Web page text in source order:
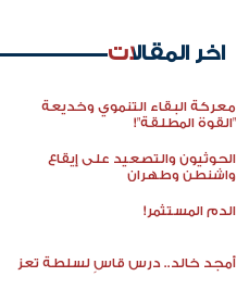
اخر المقالات
معركة البقاء التنموي وخديعة
"القوة المطلقة"!
الحوثيون والتصعيد على إيقاع
واشنطن وطهران
الدم المستثمر!
أمجد خالد.. درس قاسٍ لسلطة تعز